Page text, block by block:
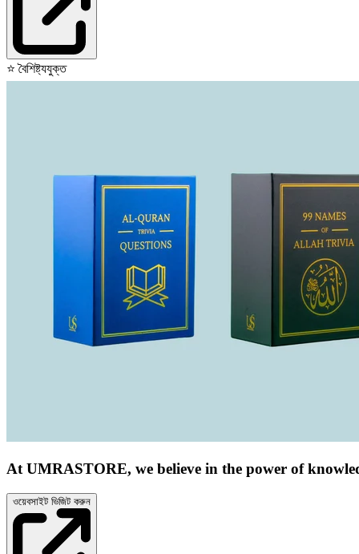
⭐বৈশিষ্ট্যযুক্ত
At UMRASTORE, we believe in the power of
ওয়েবসাইট ভিজিট করুন